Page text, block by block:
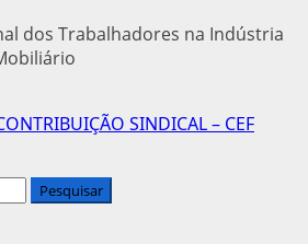
dos Trabalhadores na Indústria
SINDICAL – CEF